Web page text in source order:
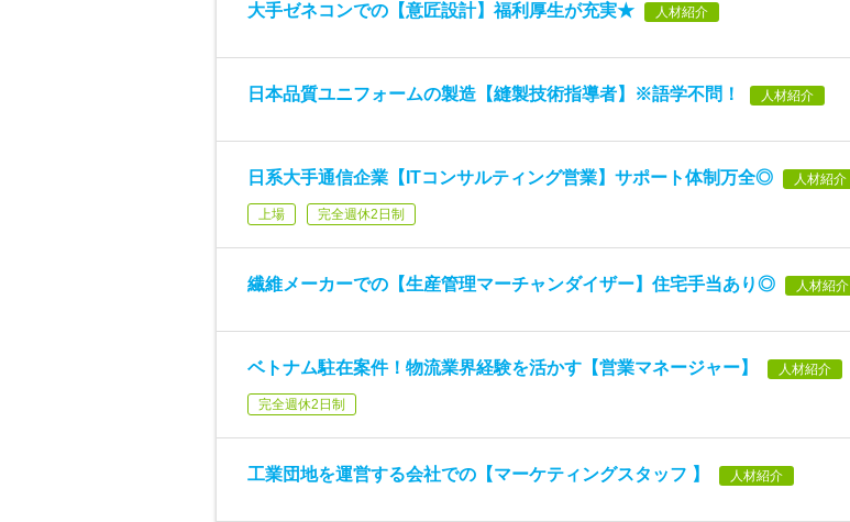
大手ゼネコンでの【意匠設計】福利厚生が充実★ 人材紹介
日本品質ユニフォームの製造【縫製技術指導者】※語学不問！ 人材紹介
日系大手通信企業【ITコンサルティング営業】サポート体制万全◎ 人材紹介
上場 完全週休2日制
繊維メーカーでの【生産管理マーチャンダイザー】住宅手当あり◎ 人材紹介
ベトナム駐在案件！物流業界経験を活かす【営業マネージャー】 人材紹介
完全週休2日制
工業団地を運営する会社での【マーケティングスタッフ 】 人材紹介